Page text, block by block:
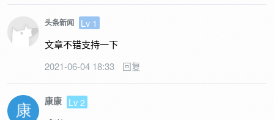
头条新闻
Lv 1
文章不错支持一下
2021-06-04 18:33
回复
康康
Lv 2